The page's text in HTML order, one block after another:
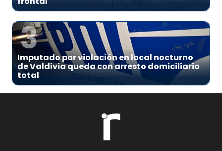
3
Imputado por violación en local nocturno
de Valdivia queda con arresto domiciliario
total